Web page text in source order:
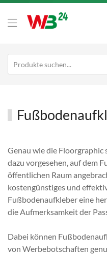
Genau wie die
dazu vorgesehen, auf dem
öffentlichen Raum
kostengünstiges und
Fußbodenaufkleber eine
die Aufmerksamkeit der
Dabei können
von Werbebotschaften